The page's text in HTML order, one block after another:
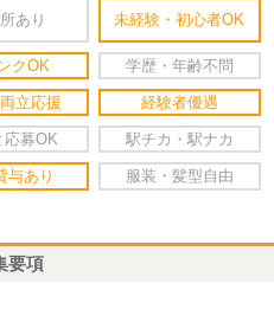
あり 未経験・初心者OK
クOK 学歴・年齢不問
立応援 経験者優遇
応募OK 駅チカ・駅ナカ
与あり 服装・髪型自由
要項